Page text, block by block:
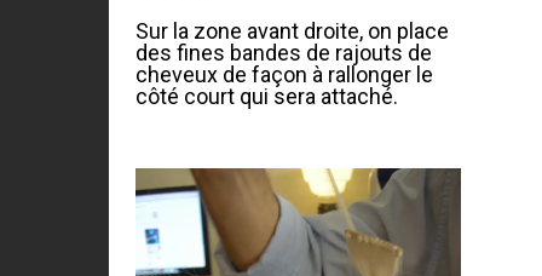
Sur la zone avant droite, on place
des fines bandes de rajouts de
cheveux de façon à rallonger le
côté court qui sera attaché.